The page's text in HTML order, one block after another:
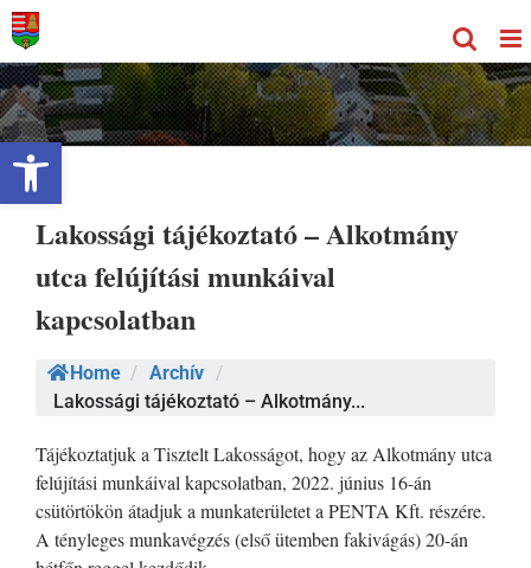
Eszköztár megnyitása
Kihagyás
Lakossági tájékoztató – Alkotmány
utca felújítási munkáival
kapcsolatban
Home / Archív /
Lakossági tájékoztató – Alkotmány...
Tájékoztatjuk a Tisztelt Lakosságot, hogy az Alkotmány utca
felújítási munkáival kapcsolatban, 2022. június 16-án
csütörtökön átadjuk a munkaterületet a PENTA Kft. részére.
A tényleges munkavégzés (első ütemben fakivágás) 20-án